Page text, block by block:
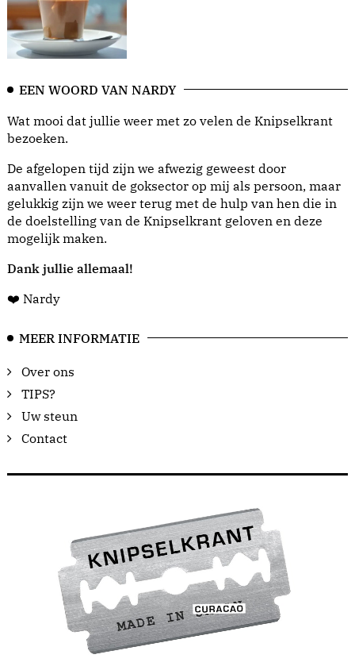
EEN WOORD VAN NARDY
Wat mooi dat jullie weer met zo velen de Knipselkrant
bezoeken.
De afgelopen tijd zijn we afwezig geweest door
aanvallen vanuit de goksector op mij als persoon, maar
gelukkig zijn we weer terug met de hulp van hen die in
de doelstelling van de Knipselkrant geloven en deze
mogelijk maken.
Dank jullie allemaal!
❤️ Nardy
MEER INFORMATIE
Over ons
TIPS?
Uw steun
Contact